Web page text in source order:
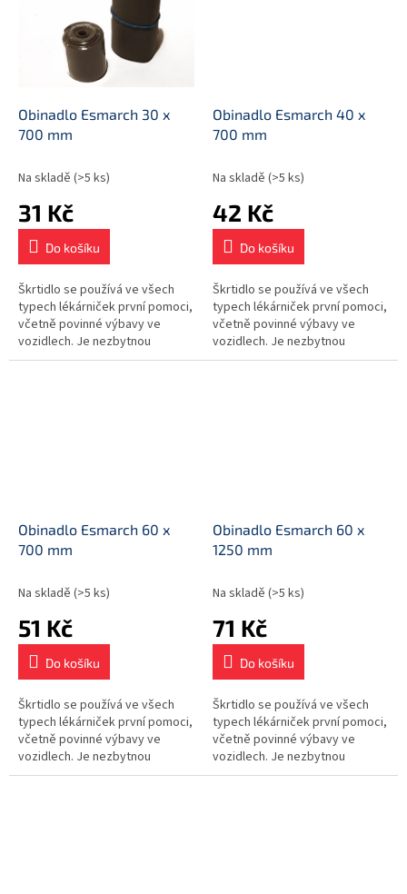
Obinadlo Esmarch 30 x
700 mm
Na skladě (>5 ks)
31 Kč
Do košíku
Škrtidlo se používá ve všech
typech lékárniček první pomoci,
včetně povinné výbavy ve
vozidlech. Je nezbytnou
součástí vybavení
Obinadlo Esmarch 40 x
700 mm
Na skladě (>5 ks)
42 Kč
Do košíku
Škrtidlo se používá ve všech
typech lékárniček první pomoci,
včetně povinné výbavy ve
vozidlech. Je nezbytnou
součástí vybavení
Obinadlo Esmarch 60 x
700 mm
Na skladě (>5 ks)
51 Kč
Do košíku
Škrtidlo se používá ve všech
typech lékárniček první pomoci,
včetně povinné výbavy ve
vozidlech. Je nezbytnou
součástí vybavení
Obinadlo Esmarch 60 x
1250 mm
Na skladě (>5 ks)
71 Kč
Do košíku
Škrtidlo se používá ve všech
typech lékárniček první pomoci,
včetně povinné výbavy ve
vozidlech. Je nezbytnou
součástí vybavení